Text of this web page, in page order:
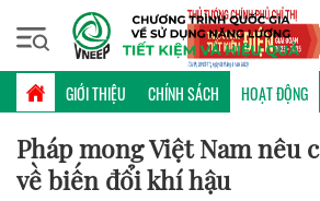
GIỚI THIỆU CHÍNH SÁCH HOẠT ĐỘNG
Thứ năm, 06/08/2026 | 18:21 GMT+7
HOẠT ĐỘNG
Pháp mong Việt Nam nêu
về biến đổi khí hậu